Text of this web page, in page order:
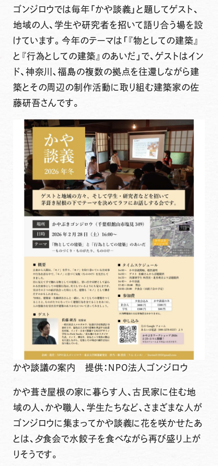
ゴンジロウでは毎年「かや談義」と題してゲスト、
地域の人、学生や研究者を招いて語り合う場を設
けています。今年のテーマは「『物としての建築』
と『行為としての建築』のあいだ」で、ゲストはイン
ド、神奈川、福島の複数の拠点を往還しながら建
築とその周辺の制作活動に取り組む建築家の佐
藤研吾さんです。
かや談議の案内 提供：NPO法人ゴンジロウ
かや葺き屋根の家に暮らす人、古民家に住む地
域の人、かや職人、学生たちなど、さまざまな人が
ゴンジロウに集まってかや談義に花を咲かせたあ
とは、夕食会で水餃子を食べながら再び盛り上が
りそうです。